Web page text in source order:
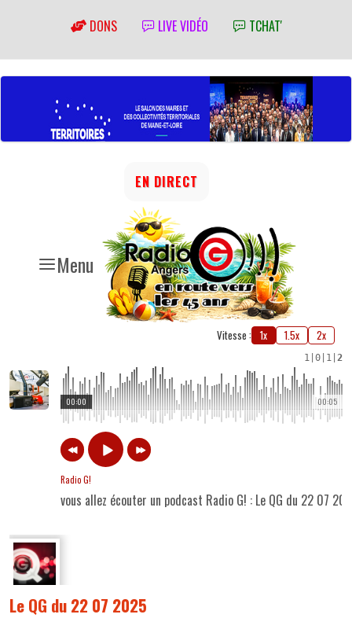
DONS LIVE VIDÉO TCHAT'
Menu
EN DIRECT
Vitesse : 1x 1.5x 2x
1 0 1 2
00:05
00:00
Radio G!
vous allez écouter un podcast Radio G! : Le QG du 22 07
Le QG du 22 07 2025